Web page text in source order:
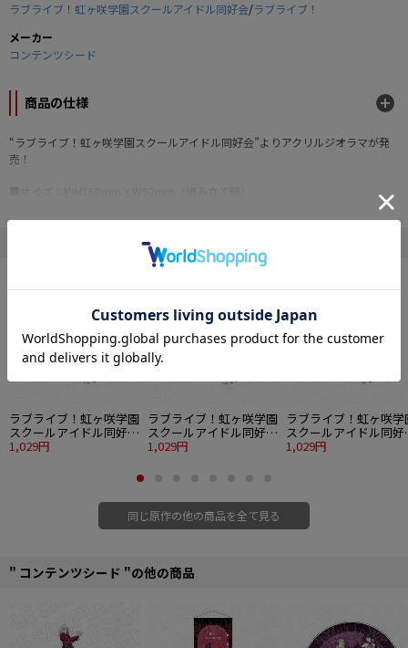
ラブライブ！虹ヶ咲学園スクールアイドル同好会/ラブライブ！
メーカー
コンテンツシード
商品の仕様
“ラブライブ！虹ヶ咲学園スクールアイドル同好会”よりアクリルジオラマが発
売！
©2024 PL!NM
" ラブライブ！虹ヶ咲学園スクールアイドル同好会 "の他の商品
ラブライブ！虹ヶ咲学園
スクールアイドル同好会
ワイヤーキーホルダー
1,029円
ラブライブ！虹ヶ咲学園
スクールアイドル同好会
ワイヤーキーホルダー
1,029円
ラブライブ！虹ヶ咲学
スクールアイドル同好
ワイヤーキーホルダー
1,029円
同じ原作の他の商品を全て見る
" コンテンツシード "の他の商品